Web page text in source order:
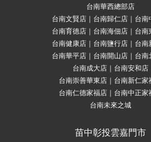
台南華西總部店
台南文賢店｜台南歸仁店｜台南
台南育德店｜台南海佃店｜台南
台南健康店｜台南鹽行店｜台南
台南華平店｜台南開山店｜台南
台南成大店｜台南安和店
台南崇善華東店｜台南新仁家
台南仁德家福店｜台南中正家
台南未來之城
苗中彰投雲嘉門市